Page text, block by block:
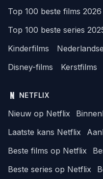
Top 100 beste films 2026
Top 100 beste series
Kinderfilms
Disney-films
Kerstfilms
NETFLIX
Nieuw op Netflix
Laatste kans Netflix
Beste films op Netflix
Beste series op Netflix